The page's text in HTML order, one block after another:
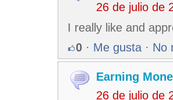
26 de julio de
I really like and
0 · Me gusta · No
Earning
26 de julio de